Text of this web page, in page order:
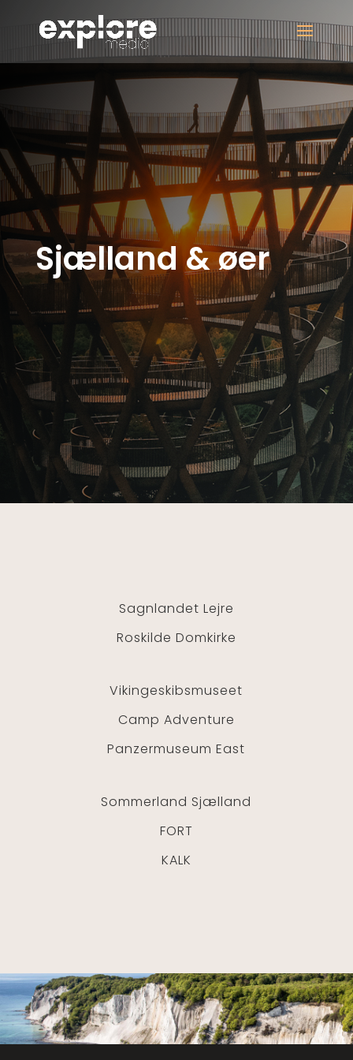
Sjælland & øer
Sagnlandet Lejre
Roskilde Domkirke
Vikingeskibsmuseet
Camp Adventure
Panzermuseum East
Sommerland Sjælland
FORT
KALK